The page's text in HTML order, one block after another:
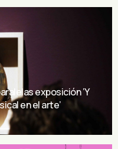
exposición ‘Y
en el arte’